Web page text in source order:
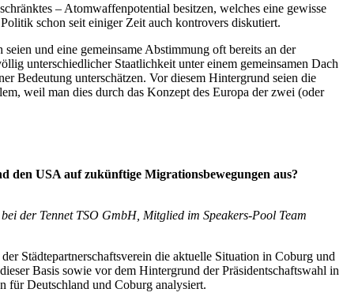
– Atomwaffenpotential besitzen, welches eine gewisse
schon seit einiger Zeit auch kontrovers diskutiert.
und eine gemeinsame Abstimmung oft bereits an der
unterschiedlicher Staatlichkeit unter einem gemeinsamen Dach
Bedeutung unterschätzen. Vor diesem Hintergrund seien die
weil man dies durch das Konzept des Europa der zwei (oder
den USA auf zukünftige Migrationsbewegungen aus?
der Tennet TSO GmbH, Mitglied im Speakers-Pool Team
Städtepartnerschaftsverein die aktuelle Situation in Coburg und
Basis sowie vor dem Hintergrund der Präsidentschaftswahl in
für Deutschland und Coburg analysiert.